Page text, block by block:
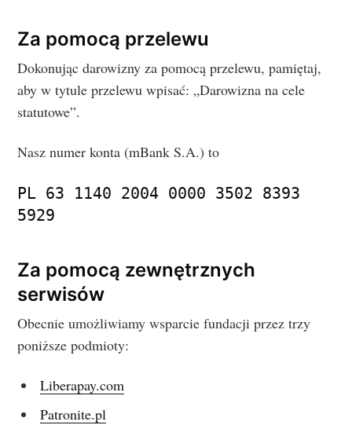
Za pomocą przelewu
Dokonując darowizny za pomocą przelewu, pamiętaj,
aby w tytule przelewu wpisać: „Darowizna na cele
statutowe”.
Nasz numer konta (mBank S.A.) to
PL 63 1140 2004 0000 3502 8393
5929
Za pomocą zewnętrznych
serwisów
Obecnie umożliwiamy wsparcie fundacji przez trzy
poniższe podmioty:
Liberapay.com
Patronite.pl